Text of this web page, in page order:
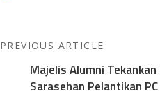
PREVIOUS ARTICLE
Majelis Alumni
Sarasehan Pelantikan